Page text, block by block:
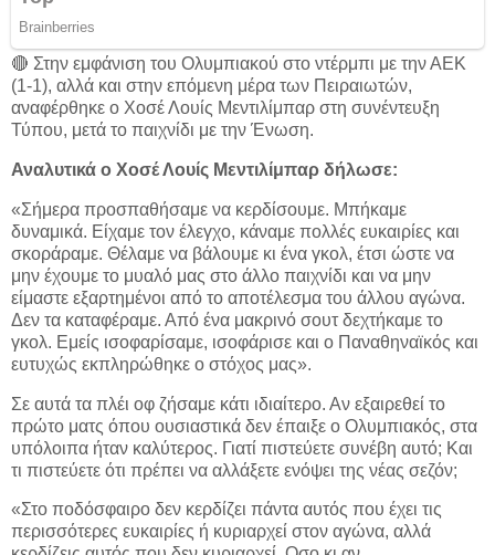
🔴 Στην εμφάνιση του Ολυμπιακού στο ντέρμπι με την ΑΕΚ
(1-1), αλλά και στην επόμενη μέρα των Πειραιωτών,
αναφέρθηκε ο Χοσέ Λουίς Μεντιλίμπαρ στη συνέντευξη
Τύπου, μετά το παιχνίδι με την Ένωση.
Αναλυτικά ο Χοσέ Λουίς Μεντιλίμπαρ δήλωσε:
«Σήμερα προσπαθήσαμε να κερδίσουμε. Μπήκαμε
δυναμικά. Είχαμε τον έλεγχο, κάναμε πολλές ευκαιρίες και
σκοράραμε. Θέλαμε να βάλουμε κι ένα γκολ, έτσι ώστε να
μην έχουμε το μυαλό μας στο άλλο παιχνίδι και να μην
είμαστε εξαρτημένοι από το αποτέλεσμα του άλλου αγώνα.
Δεν τα καταφέραμε. Από ένα μακρινό σουτ δεχτήκαμε το
γκολ. Εμείς ισοφαρίσαμε, ισοφάρισε και ο Παναθηναϊκός και
ευτυχώς εκπληρώθηκε ο στόχος μας».
Σε αυτά τα πλέι οφ ζήσαμε κάτι ιδιαίτερο. Αν εξαιρεθεί το
πρώτο ματς όπου ουσιαστικά δεν έπαιξε ο Ολυμπιακός, στα
υπόλοιπα ήταν καλύτερος. Γιατί πιστεύετε συνέβη αυτό; Και
τι πιστεύετε ότι πρέπει να αλλάξετε ενόψει της νέας σεζόν;
«Στο ποδόσφαιρο δεν κερδίζει πάντα αυτός που έχει τις
περισσότερες ευκαιρίες ή κυριαρχεί στον αγώνα, αλλά